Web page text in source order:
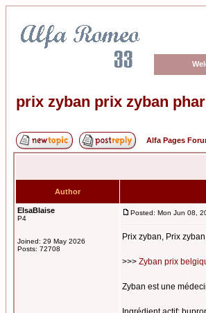
prix zyban prix zyban
Alfa Pages
Author
ElsaBlaise
P4
Joined: 29 May 2026
Posts: 72708
Posted: Mon Jun 08,
Prix zyban, Prix
>>> Zyban prix
Zyban est une